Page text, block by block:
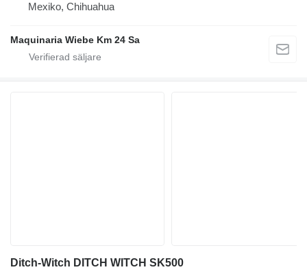
Mexiko, Chihuahua
Maquinaria Wiebe Km 24 Sa
Ditch-Witch DITCH WITCH SK500